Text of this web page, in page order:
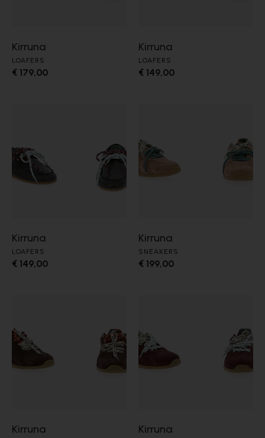
Kirruna
LOAFERS
€ 179,00
Kirruna
LOAFERS
€ 149,00
Kirruna
LOAFERS
€ 149,00
Kirruna
SNEAKERS
€ 199,00
Kirruna Kirruna